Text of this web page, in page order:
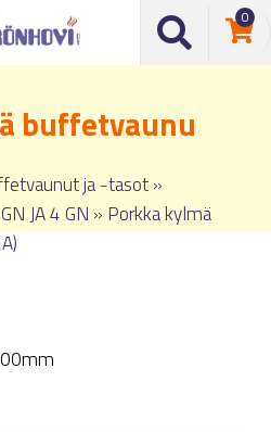
0
buffetvaunu
ja -tasot»
JA 4 GN » Porkka kylmä